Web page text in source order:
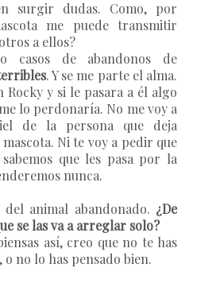
surgir dudas. Como, por
me puede transmitir
a ellos?
casos deabandonos de
. Y se me parte el alma.
Rocky y si le pasara a él algo
lo perdonaría. No me voy a
de la persona que deja
Ni te voy a pedir que
que les pasa por la
nunca.
animal abandonado. ¿De
se las va a arreglar solo?
así, creo que no te has
o no lo has pensado bien.